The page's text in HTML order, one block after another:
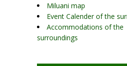
Miluani map
Event Calender of the
Accommodations of the
surroundings